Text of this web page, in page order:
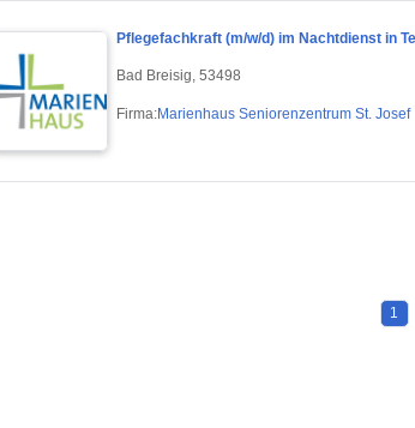
Pflegefachkraft (m/w/d) im Nachtdienst in
Bad Breisig, 53498
Firma:Marienhaus Seniorenzentrum St. Josef
1